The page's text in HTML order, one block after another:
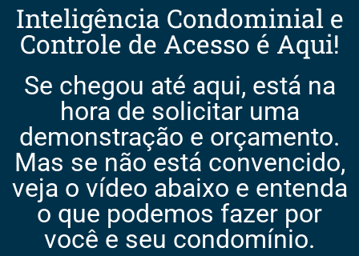
Inteligência Condominial e
Controle de Acesso é Aqui!
Se chegou até aqui, está na
hora de solicitar uma
demonstração e orçamento.
Mas se não está convencido,
veja o vídeo abaixo e entenda
o que podemos fazer por
você e seu condomínio.